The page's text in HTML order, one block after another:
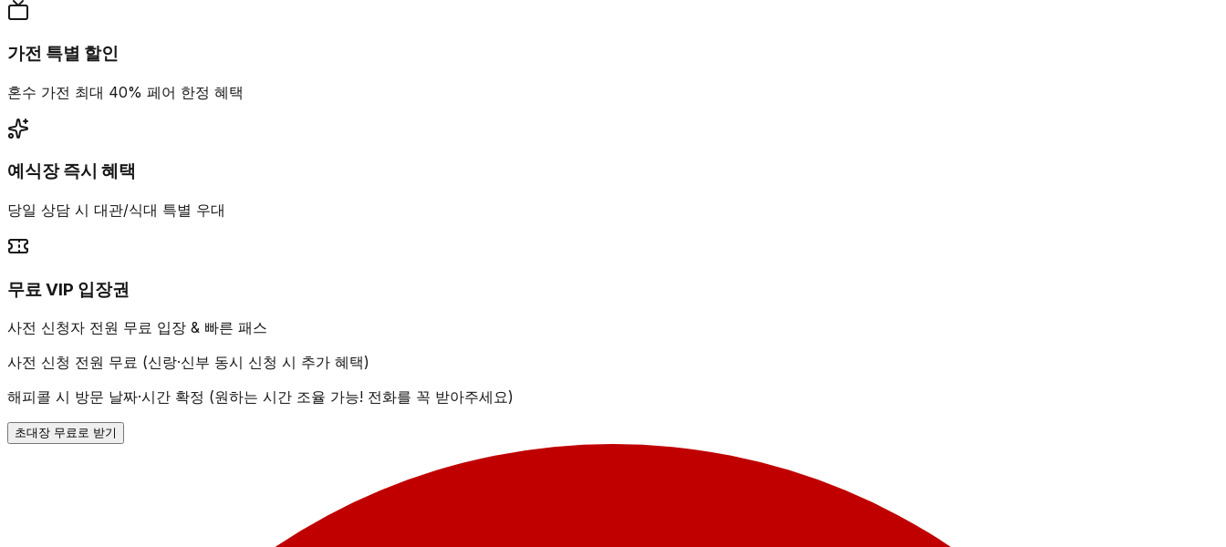
가전 특별 할인
혼수 가전 최대 40% 페어 한정 혜택
예식장 즉시 혜택
당일 상담 시 대관/식대 특별 우대
무료 VIP 입장권
사전 신청자 전원 무료 입장 & 빠른 패스
사전 신청 전원 무료 (신랑·신부 동시 신청 시 추가 혜택)
해피콜 시 방문 날짜·시간 확정 (원하는 시간 조율 가능! 전화를 꼭 받아주세요)
초대장 무료로 받기